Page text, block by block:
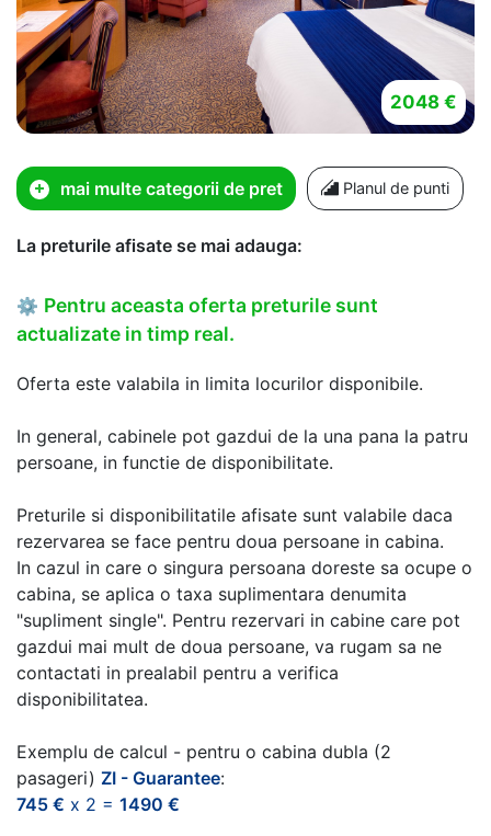
2048 €
mai multe categorii de pret Planul de punti
La preturile afisate se mai adauga:
⚙ Pentru aceasta oferta preturile sunt
actualizate in timp real.
Oferta este valabila in limita locurilor disponibile.
In general, cabinele pot gazdui de la una pana la patru
persoane, in functie de disponibilitate.
Preturile si disponibilitatile afisate sunt valabile daca
rezervarea se face pentru doua persoane in cabina.
In cazul in care o singura persoana doreste sa ocupe o
cabina, se aplica o taxa suplimentara denumita
"supliment single". Pentru rezervari in cabine care pot
gazdui mai mult de doua persoane, va rugam sa ne
contactati in prealabil pentru a verifica
disponibilitatea.
Exemplu de calcul - pentru o cabina dubla (2
pasageri) ZI - Guarantee:
745 € x 2 = 1490 €